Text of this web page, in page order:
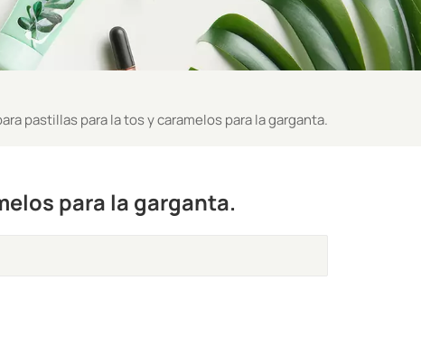
pastillas para la tos y caramelos para la garganta.
para la garganta.